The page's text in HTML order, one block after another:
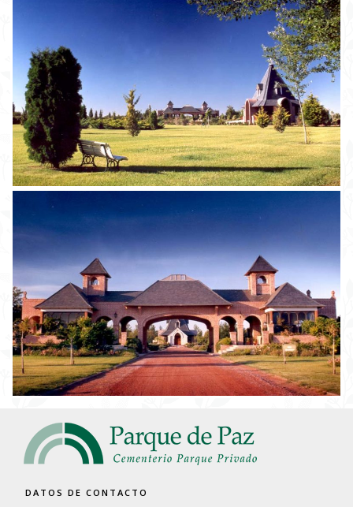
DATOS DE CONTACTO